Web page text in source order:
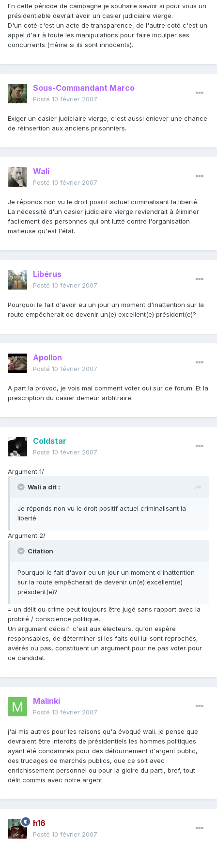
En cette période de campagne je souhaite savoir si pour vous un
présidentiable devrait avoir un casier judiciaire vierge.
D'un coté c'est un acte de transparence, de l'autre coté c'est un
appel d'air à toute les manipulations pour faire inculper ses
concurrents (même si ils sont innocents).
Sous-Commandant Marco
Posté 10 février 2007
Exiger un casier judiciaire vierge, c'est aussi enlever une chance
de réinsertion aux anciens prisonniers.
Wali
Posté 10 février 2007
Je réponds non vu le droit positif actuel criminalisant la liberté.
La nécessité d'un casier judiciaire vierge reviendrait à éliminer
facilement des personnes qui ont lutté contre l'organisation
mafieuse qu'est l'état.
Libérus
Posté 10 février 2007
Pourquoi le fait d'avoir eu un jour un moment d'inattention sur la
route empêcherait de devenir un(e) excellent(e) président(e)?
Apollon
Posté 10 février 2007
A part la provoc, je vois mal comment voter oui sur ce forum. Et la
prescription du casier demeur arbtitraire.
Coldstar
Posté 10 février 2007
Argument 1/
Wali a dit :
Je réponds non vu le droit positif actuel criminalisant la
liberté.
Argument 2/
Citation
Pourquoi le fait d'avoir eu un jour un moment d'inattention
sur la route empêcherait de devenir un(e) excellent(e)
président(e)?
= un délit ou crime peut toujours être jugé sans rapport avec la
probité / conscience politique.
Un argument décisif: c'est aux électeurs, qu'on espère
responsables, de déterminer si les faits qui lui sont reprochés,
avérés ou pas, constituent un argument pour ne pas voter pour
ce candidat.
Malinki
Posté 10 février 2007
j'ai mis autres pour les raisons qu'a évoqué wali. je pense que
devraient être interdits de présidentiels les hommes politiques
ayant été condamnés pour des détournement d'argent public,
des trucages de marchés publics, que ce soit avec
enrichissement personnel ou pour la gloire du parti, bref, tout
délit commis avec notre argent.
h16
Posté 10 février 2007